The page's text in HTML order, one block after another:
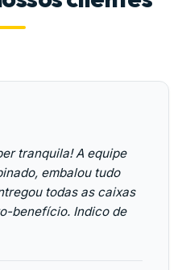
tranquila! A equipe
embalou tudo
todas as caixas
benefício. Indico de